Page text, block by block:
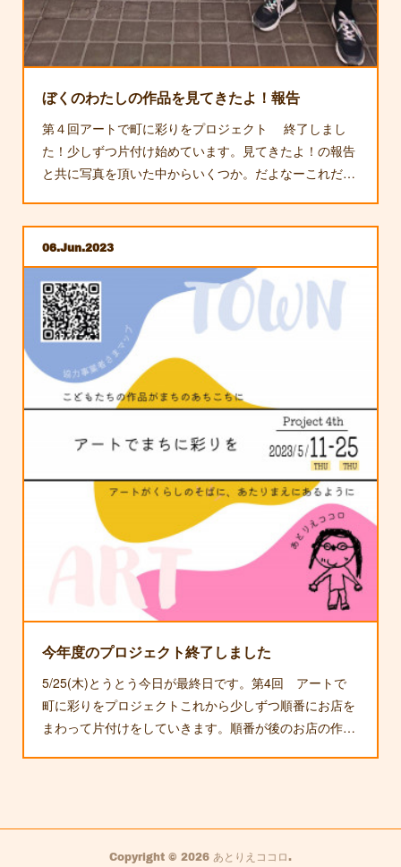
ぼくのわたしの作品を見てきたよ！報告
第４回アートで町に彩りをプロジェクト 終了しまし
た！少しずつ片付け始めています。見てきたよ！の報告
と共に写真を頂いた中からいくつか。だよなーこれだ…
06 Jun 2023
今年度のプロジェクト終了しました
5/25(木)とうとう今日が最終日です。第4回 アートで
町に彩りをプロジェクトこれから少しずつ順番にお店を
まわって片付けをしていきます。順番が後のお店の作…
Copyright © 2026 あとりえココロ.